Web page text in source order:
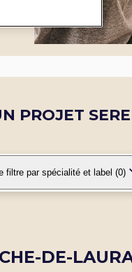
PROJET
filtre par spécialité et label (0)
DE-